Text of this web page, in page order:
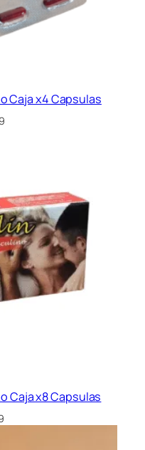
Caja x4 Capsulas
Caja x8 Capsulas